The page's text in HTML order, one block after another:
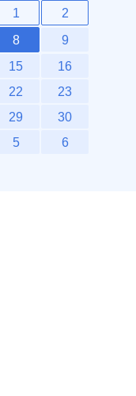
1
2
8
9
15
16
22
23
29
30
5 6